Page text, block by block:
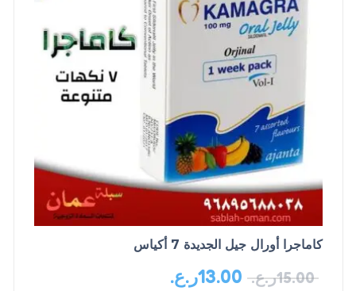
كاماجرا أورال جيل الجديدة 7 أكياس
15.00ر.ع. 13.00ر.ع.